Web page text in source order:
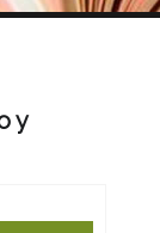
y